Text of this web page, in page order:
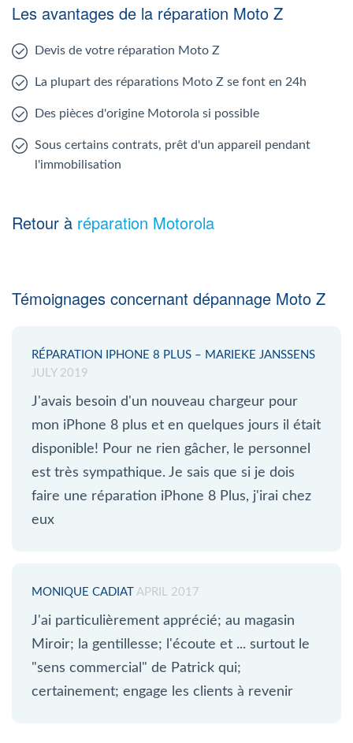
Les avantages de la réparation Moto Z
Devis de votre réparation Moto Z
La plupart des réparations Moto Z se font en 24h
Des pièces d'origine Motorola si possible
Sous certains contrats, prêt d'un appareil pendant
l'immobilisation
Retour à réparation Motorola
Témoignages concernant dépannage Moto Z
RÉPARATION IPHONE 8 PLUS – MARIEKE JANSSENS
JULY 2019
J'avais besoin d'un nouveau chargeur pour
mon iPhone 8 plus et en quelques jours il était
disponible! Pour ne rien gâcher, le personnel
est très sympathique. Je sais que si je dois
faire une réparation iPhone 8 Plus, j'irai chez
eux
MONIQUE CADIAT APRIL 2017
J'ai particulièrement apprécié; au magasin
Miroir; la gentillesse; l'écoute et ... surtout le
"sens commercial" de Patrick qui;
certainement; engage les clients à revenir